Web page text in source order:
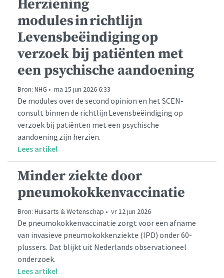
Herziening
modules in richtlijn
Levensbeëindiging op
verzoek bij patiënten met
een psychische aandoening
Bron: NHG • ma 15 jun 2026 6:33
De modules over de second opinion en het SCEN-
consult binnen de richtlijn Levensbeëindiging op
verzoek bij patiënten met een psychische
aandoening zijn herzien.
Lees artikel
Minder ziekte door
pneumokokkenvaccinatie
Bron: Huisarts & Wetenschap • vr 12 jun 2026
De pneumokokkenvaccinatie zorgt voor een afname
van invasieve pneumokokkenziekte (IPD) onder 60-
plussers. Dat blijkt uit Nederlands observationeel
onderzoek.
Lees artikel